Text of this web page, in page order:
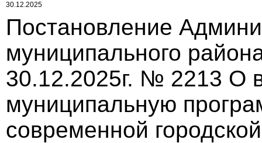
30.12.2025
Постановление
муниципального
30.12.2025г. № 2213 О
муниципальную
современной